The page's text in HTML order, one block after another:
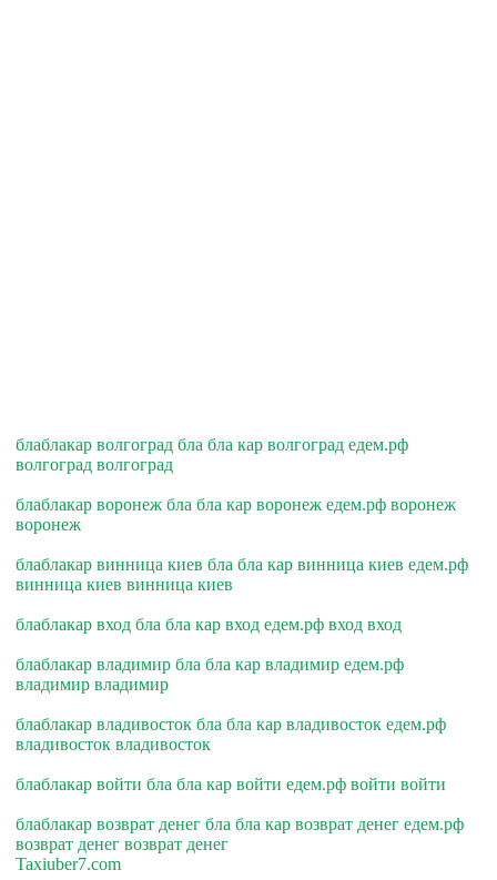
блаблакар волгоград бла бла кар волгоград едем.рф
волгоград волгоград
блаблакар воронеж бла бла кар воронеж едем.рф воронеж
воронеж
блаблакар винница киев бла бла кар винница киев едем.рф
винница киев винница киев
блаблакар вход бла бла кар вход едем.рф вход вход
блаблакар владимир бла бла кар владимир едем.рф
владимир владимир
блаблакар владивосток бла бла кар владивосток едем.рф
владивосток владивосток
блаблакар войти бла бла кар войти едем.рф войти войти
блаблакар возврат денег бла бла кар возврат денег едем.рф
возврат денег возврат денег
Taxiuber7.com